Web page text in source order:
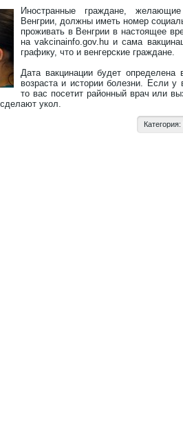
Иностранные граждане,
Венгрии, должны иметь номер
проживать в Венгрии в настоящее
на vakcinainfo.gov.hu и сама
графику, что и венгерские граждане.
Дата вакцинации будет определена
возраста и истории болезни. Если у
то вас посетит районный врач или
укол.
Категория: